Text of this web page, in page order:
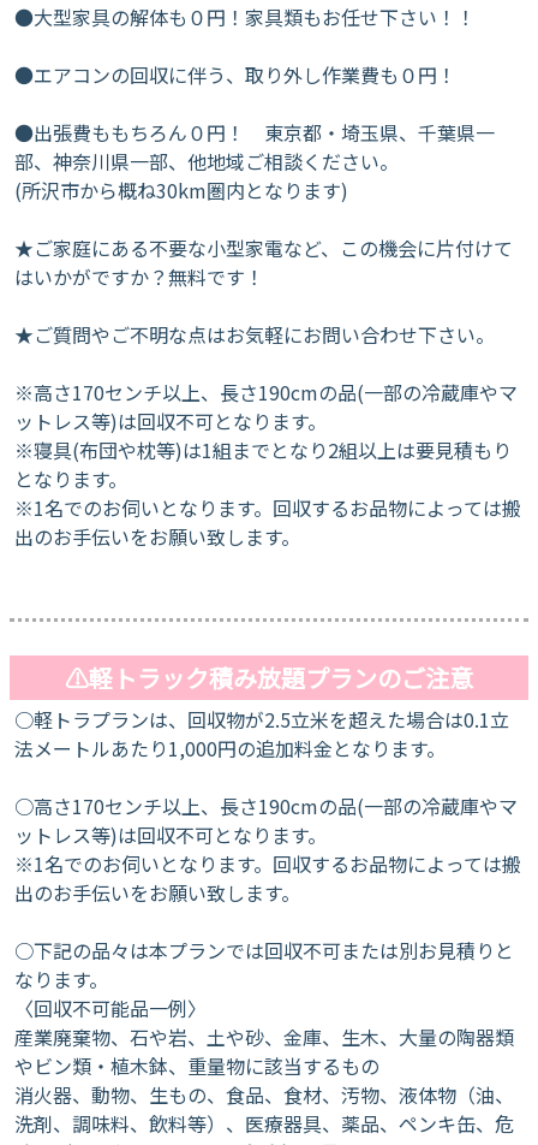
●大型家具の解体も０円！家具類もお任せ下さい！！
●エアコンの回収に伴う、取り外し作業費も０円！
●出張費ももちろん０円！ 東京都・埼玉県、千葉県一
部、神奈川県一部、他地域ご相談ください。
(所沢市から概ね30km圏内となります)
★ご家庭にある不要な小型家電など、この機会に片付けて
はいかがですか？無料です！
★ご質問やご不明な点はお気軽にお問い合わせ下さい。
※高さ170センチ以上、長さ190cmの品(一部の冷蔵庫やマ
ットレス等)は回収不可となります。
※寝具(布団や枕等)は1組までとなり2組以上は要見積もり
となります。
※1名でのお伺いとなります。回収するお品物によっては搬
出のお手伝いをお願い致します。
⚠軽トラック積み放題プランのご注意
○軽トラプランは、回収物が2.5立米を超えた場合は0.1立
法メートルあたり1,000円の追加料金となります。
○高さ170センチ以上、長さ190cmの品(一部の冷蔵庫やマ
ットレス等)は回収不可となります。
※1名でのお伺いとなります。回収するお品物によっては搬
出のお手伝いをお願い致します。
○下記の品々は本プランでは回収不可または別お見積りと
なります。
〈回収不可能品一例〉
産業廃棄物、石や岩、土や砂、金庫、生木、大量の陶器類
やビン類・植木鉢、重量物に該当するもの
消火器、動物、生もの、食品、食材、汚物、液体物（油、
洗剤、調味料、飲料等）、医療器具、薬品、ペンキ缶、危